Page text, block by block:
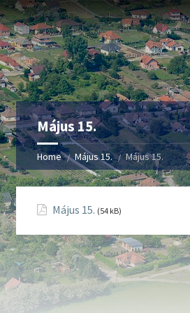
Május 15.
Home Május 15. Május 15.
Május 15. (54 kB)